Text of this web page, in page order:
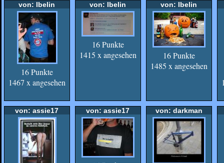
von: Ibelin
16 Punkte
1467 x angesehen
von: Ibelin
16 Punkte
1415 x angesehen
von: Ibelin
16 Punkte
1485 x angesehen
von: assie17 von: assie17 von: darkman